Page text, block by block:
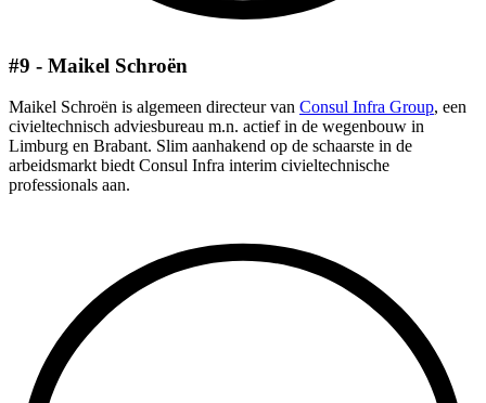
#9 - Maikel Schroën
Maikel Schroën is algemeen directeur van Consul Infra Group, een
civieltechnisch adviesbureau m.n. actief in de wegenbouw in
Limburg en Brabant. Slim aanhakend op de schaarste in de
arbeidsmarkt biedt Consul Infra interim civieltechnische
professionals aan.